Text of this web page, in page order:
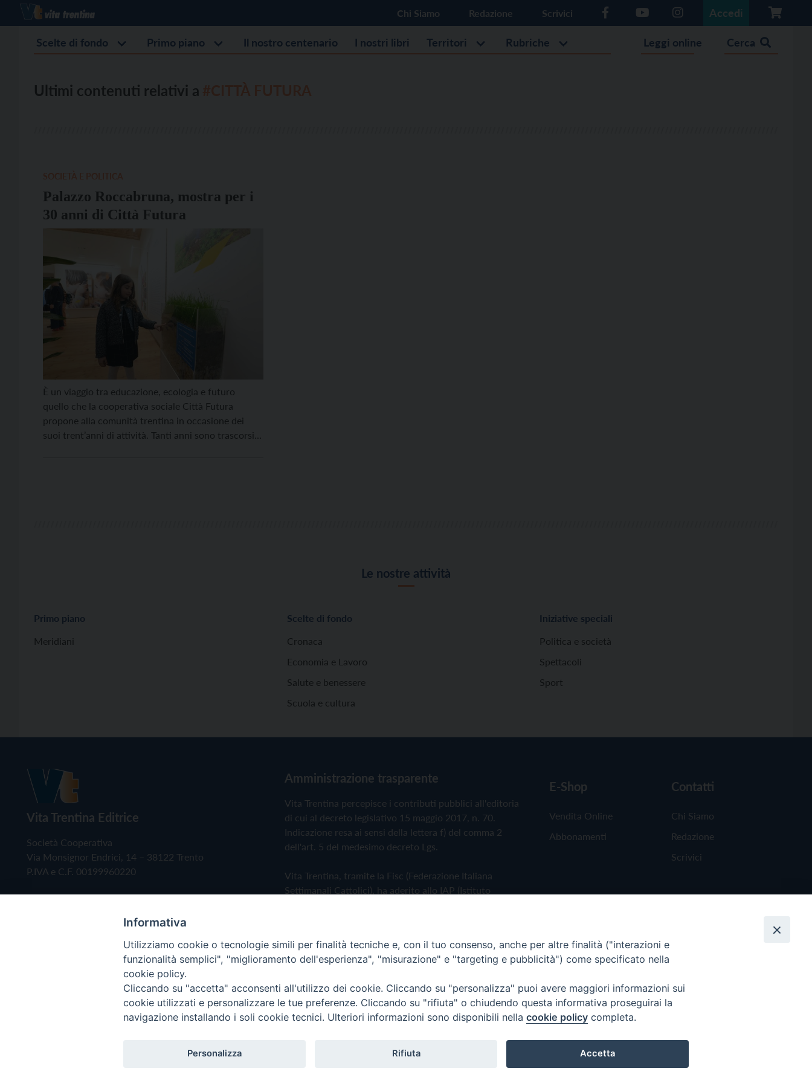
Chi Siamo Redazione Scrivici Accedi
Scelte di fondo Primo piano Il nostro centenario I nostri libri Territori Rubriche Leggi online Cerca
Ultimi contenuti relativi a
Palazzo Roccabruna, mostra per i
30 anni di Città Futura
È un viaggio tra educazione, ecologia e futuro
quello che la cooperativa sociale Città Futura
propone alla comunità trentina in occasione dei
suoi trent’anni di attività. Tanti anni sono trascorsi
Le nostre attività
Primo piano
Meridiani
Scelte di fondo
Cronaca
Economia e Lavoro
Salute e benessere
Scuola e cultura
Iniziative speciali
Politica e società
Spettacoli
Sport
Vita Trentina Editrice
Società Cooperativa
Via Monsignor Endrici, 14 – 38122 Trento
P.IVA e C.F. 00199960220
Amministrazione trasparente
Vita Trentina percepisce i contributi pubblici all'editoria
di cui al decreto legislativo 15 maggio 2017, n. 70.
Indicazione resa ai sensi della lettera f) del comma 2
dell'art. 5 del medesimo decreto Lgs.
Vita Trentina, tramite la Fisc (Federazione Italiana
Settimanali Cattolici), ha aderito allo IAP (Istituto
Privacy Policy Cookie Policy
E-Shop
Vendita Online
Abbonamenti
Contatti
Chi Siamo
Redazione
Scrivici
Copyright © 2019 - Tutti i diritti riservati - Vita Trentina Editrice
Informativa
Utilizziamo cookie o tecnologie simili per finalità tecniche e, con il tuo consenso, anche per altre finalità ("interazioni e
funzionalità semplici", "miglioramento dell'esperienza", "misurazione" e "targeting e pubblicità") come specificato nella
cookie policy.
Cliccando su "accetta" acconsenti all'utilizzo dei cookie. Cliccando su "personalizza" puoi avere maggiori informazioni sui
cookie utilizzati e personalizzare le tue preferenze. Cliccando su "rifiuta" o chiudendo questa informativa proseguirai la
navigazione installando i soli cookie tecnici. Ulteriori informazioni sono disponibili nella cookie policy completa.
Personalizza Rifiuta Accetta